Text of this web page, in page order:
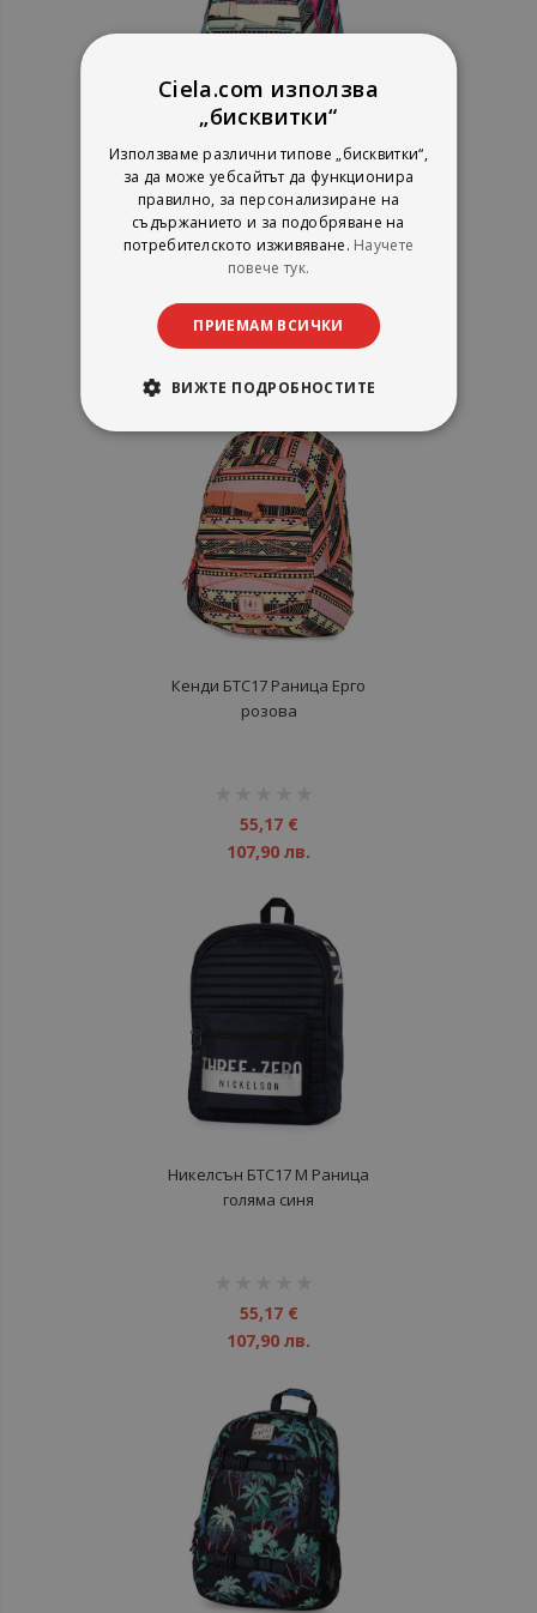
Кенди БТС17 Раница Ерго синя
рейтинг:
1% 55,17 €
Кенди БТС17 Раница Ерго
розова
55,17 €
107,90 лв.
Никелсън БТС17 М Раница
голяма синя
55,17 €
107,90 лв.
Ciela.com използва
„бисквитки“
Използваме различни типове „бисквитки“,
за да може уебсайтът да функционира
правилно, за персонализиране на
съдържанието и за подобряване на
потребителското изживяване. Научете
повече тук.
ПРИЕМАМ ВСИЧКИ
ВИЖТЕ ПОДРОБНОСТИТЕ